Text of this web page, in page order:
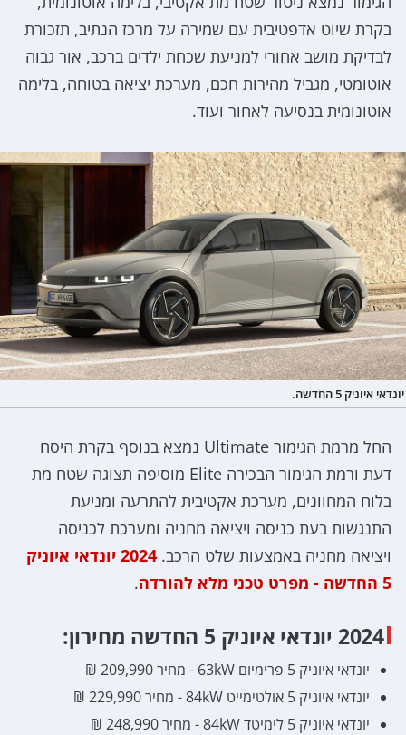
בקרת שיוט אדפטיבית עם שמירה על מרכז הנתיב, תזכורת
לבדיקת מושב אחורי למניעת שכחת ילדים ברכב, אור גבוה
אוטומטי, מגביל מהירות חכם, מערכת יציאה בטוחה, בלימה
אוטונומית בנסיעה לאחור ועוד.
יונדאי איוניק 5 החדשה.
החל מרמת הגימור Ultimate נמצא בנוסף בקרת היסח
דעת ורמת הגימור הבכירה Elite מוסיפה תצוגה שטח מת
בלוח המחוונים, מערכת אקטיבית להתרעה ומניעת
התנגשות בעת כניסה ויציאה מחניה ומערכת לכניסה
ויציאה מחניה באמצעות שלט הרכב.
2024 יונדאי איוניק
5 החדשה - מפרט טכני מלא להורדה
.
2024 יונדאי איוניק 5 החדשה מחירון:
יונדאי איוניק 5 פרימיום 63kW - מחיר 209,990 ₪
יונדאי איוניק 5 אולטימייט 84kW - מחיר 229,990 ₪
יונדאי איוניק 5 לימיטד 84kW - מחיר 248,990 ₪